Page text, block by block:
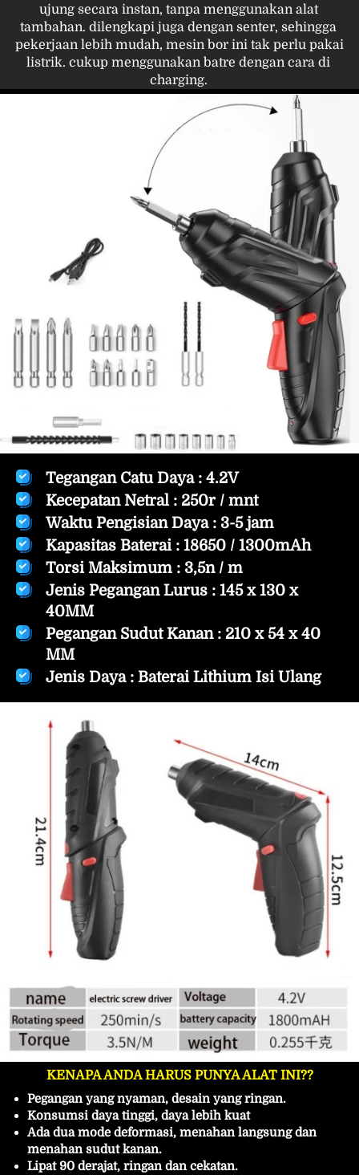
ujung secara instan, tanpa menggunakan alat
tambahan. dilengkapi juga dengan senter, sehingga
pekerjaan lebih mudah, mesin bor ini tak perlu pakai
listrik. cukup menggunakan batre dengan cara di
charging.
Tegangan Catu Daya : 4.2V
Kecepatan Netral : 250r / mnt
Waktu Pengisian Daya : 3-5 jam
Kapasitas Baterai : 18650 / 1300mAh
Torsi Maksimum : 3,5n / m
Jenis Pegangan Lurus : 145 x 130 x
40MM
Pegangan Sudut Kanan : 210 x 54 x 40
MM
Jenis Daya : Baterai Lithium Isi Ulang
KENAPA ANDA HARUS PUNYA ALAT INI??
Pegangan yang nyaman, desain yang ringan.
Konsumsi daya tinggi, daya lebih kuat
Ada dua mode deformasi, menahan langsung dan
menahan sudut kanan.
Lipat 90 derajat, ringan dan cekatan.